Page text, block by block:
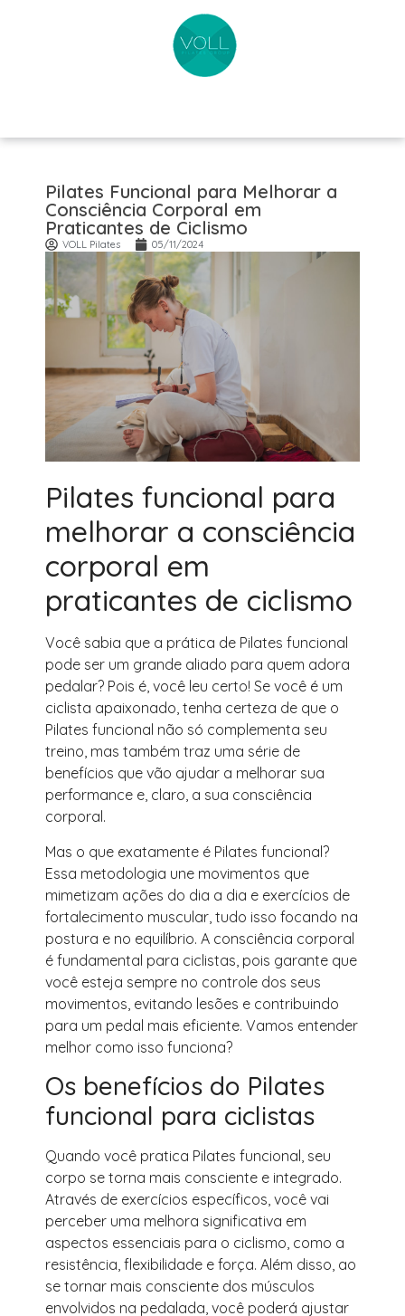
Pilates Funcional para Melhorar a
Consciência Corporal em
Praticantes de Ciclismo
VOLL Pilates 05/11/2024
Pilates funcional para
melhorar a consciência
corporal em
praticantes de ciclismo
Você sabia que a prática de Pilates funcional
pode ser um grande aliado para quem adora
pedalar? Pois é, você leu certo! Se você é um
ciclista apaixonado, tenha certeza de que o
Pilates funcional não só complementa seu
treino, mas também traz uma série de
benefícios que vão ajudar a melhorar sua
performance e, claro, a sua consciência
corporal.
Mas o que exatamente é Pilates funcional?
Essa metodologia une movimentos que
mimetizam ações do dia a dia e exercícios de
fortalecimento muscular, tudo isso focando na
postura e no equilíbrio. A consciência corporal
é fundamental para ciclistas, pois garante que
você esteja sempre no controle dos seus
movimentos, evitando lesões e contribuindo
para um pedal mais eficiente. Vamos entender
melhor como isso funciona?
Os benefícios do Pilates
funcional para ciclistas
Quando você pratica Pilates funcional, seu
corpo se torna mais consciente e integrado.
Através de exercícios específicos, você vai
perceber uma melhora significativa em
aspectos essenciais para o ciclismo, como a
resistência, flexibilidade e força. Além disso, ao
se tornar mais consciente dos músculos
envolvidos na pedalada, você poderá ajustar